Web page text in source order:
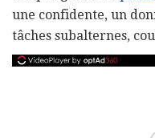
une confidente, un
tâches subalternes,